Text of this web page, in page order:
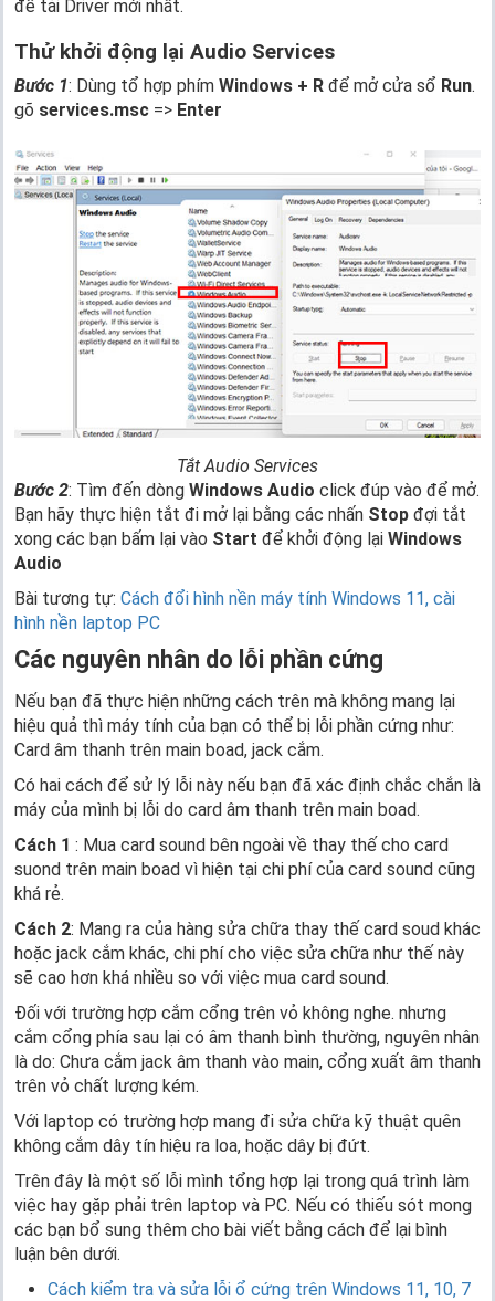
để tải Driver mới nhất.
Thử khởi động lại Audio Services
Bước 1: Dùng tổ hợp phím Windows + R để mở cửa sổ Run.
gõ services.msc => Enter
Tắt Audio Services
Bước 2: Tìm đến dòng Windows Audio click đúp vào để mở.
Bạn hãy thực hiện tắt đi mở lại bằng các nhấn Stop đợi tắt
xong các bạn bấm lại vào Start để khởi động lại Windows
Audio
Bài tương tự: Cách đổi hình nền máy tính Windows 11, cài
hình nền laptop PC
Các nguyên nhân do lỗi phần cứng
Nếu bạn đã thực hiện những cách trên mà không mang lại
hiệu quả thì máy tính của bạn có thể bị lỗi phần cứng như:
Card âm thanh trên main boad, jack cắm.
Có hai cách để sử lý lỗi này nếu bạn đã xác định chắc chắn là
máy của mình bị lỗi do card âm thanh trên main boad.
Cách 1 : Mua card sound bên ngoài về thay thế cho card
suond trên main boad vì hiện tại chi phí của card sound cũng
khá rẻ.
Cách 2: Mang ra của hàng sửa chữa thay thế card soud khác
hoặc jack cắm khác, chi phí cho việc sửa chữa như thế này
sẽ cao hơn khá nhiều so với việc mua card sound.
Đối với trường hợp cắm cổng trên vỏ không nghe. nhưng
cắm cổng phía sau lại có âm thanh bình thường, nguyên nhân
là do: Chưa cắm jack âm thanh vào main, cổng xuất âm thanh
trên vỏ chất lượng kém.
Với laptop có trường hợp mang đi sửa chữa kỹ thuật quên
không cắm dây tín hiệu ra loa, hoặc dây bị đứt.
Trên đây là một số lỗi mình tổng hợp lại trong quá trình làm
việc hay gặp phải trên laptop và PC. Nếu có thiếu sót mong
các bạn bổ sung thêm cho bài viết bằng cách để lại bình
luận bên dưới.
Cách kiểm tra và sửa lỗi ổ cứng trên Windows 11, 10, 7